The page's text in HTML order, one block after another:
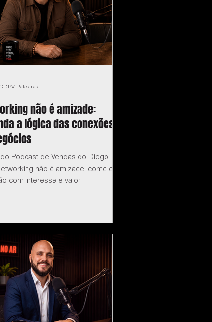
não é amizade:
a lógica das conexões
Podcast de Vendas do Diego
não é amizade; como criar
com interesse e valor.
CDPV Palestras